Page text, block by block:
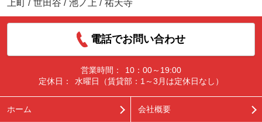
上町 / 世田谷 / 池ノ上 / 祐天寺
電話でお問い合わせ
営業時間：
10：00～19:00
定休日：
水曜日（賃貸部：1～3月は定休日なし）
ホーム 会社概要